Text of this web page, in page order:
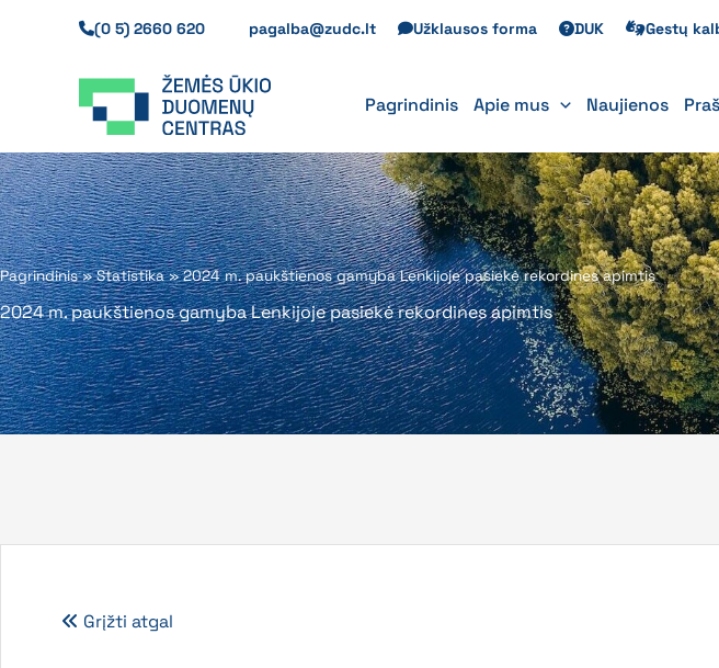
(0 5) 2660 620 pagalba@zudc.lt Užklausos forma DUK Gestų
Pagrindinis Apie mus Naujienos
Pagrindinis»Statistika»2024 m. paukštienos gamyba Lenkijoje pasiekė rekordines apimtis
2024 m. paukštienos gamyba Lenkijoje pasiekė rekordines apimtis
Grįžti atgal